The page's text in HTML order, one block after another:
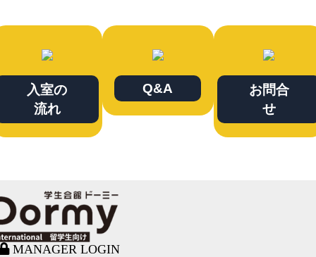
入室の
流れ
Q&A
お問合
せ
MANAGER LOGIN